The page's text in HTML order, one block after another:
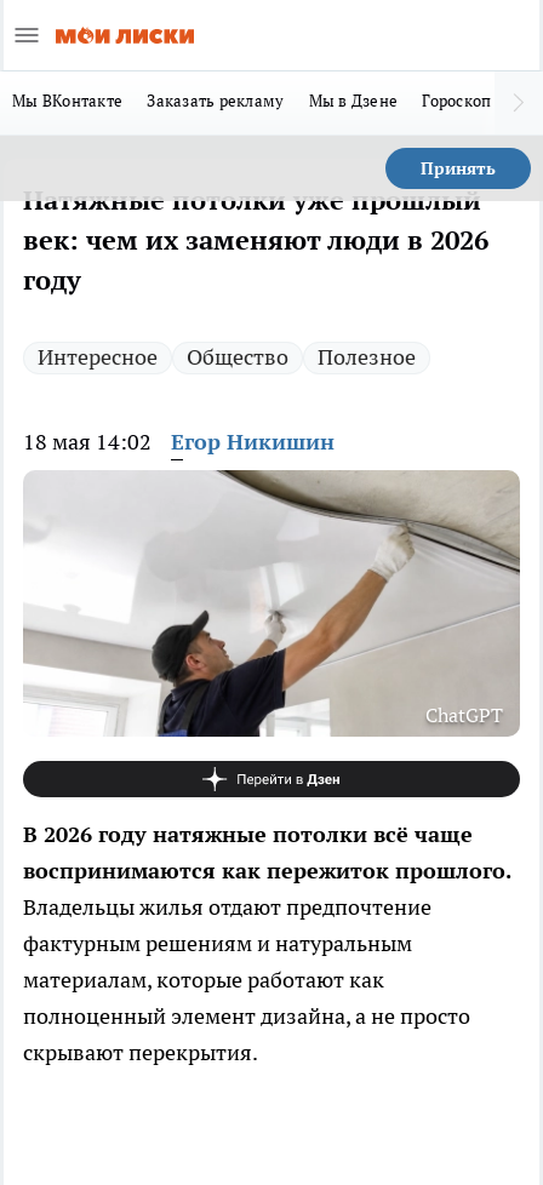
Мы ВКонтакте Заказать рекламу Мы в Дзене Гороскоп
Принять
Натяжные потолки уже прошлый
век: чем их заменяют люди в 2026
году
Интересное Общество Полезное
18 мая 14:02 Егор Никишин
ChatGPT
В 2026 году натяжные потолки всё чаще
воспринимаются как пережиток прошлого.
Владельцы жилья отдают предпочтение
фактурным решениям и натуральным
материалам, которые работают как
полноценный элемент дизайна, а не просто
скрывают перекрытия.